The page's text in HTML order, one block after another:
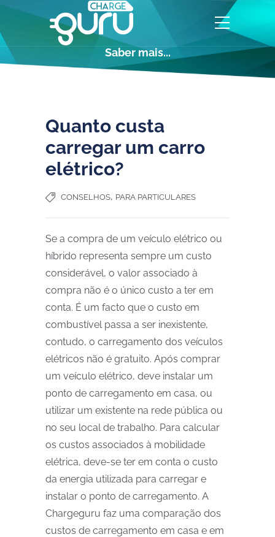
Saber mais...
Quanto custa
carregar um carro
elétrico?
CONSELHOS, PARA PARTICULARES
Se a compra de um veículo elétrico ou
híbrido representa sempre um custo
considerável, o valor associado à
compra não é o único custo a ter em
conta. É um facto que o custo em
combustível passa a ser inexistente,
contudo, o carregamento dos veículos
elétricos não é gratuito. Após comprar
um veículo elétrico, deve instalar um
ponto de carregamento em casa, ou
utilizar um existente na rede pública ou
no seu local de trabalho. Para calcular
os custos associados à mobilidade
elétrica, deve-se ter em conta o custo
da energia utilizada para carregar e
instalar o ponto de carregamento. A
Chargeguru faz uma comparação dos
custos de carregamento em casa e em